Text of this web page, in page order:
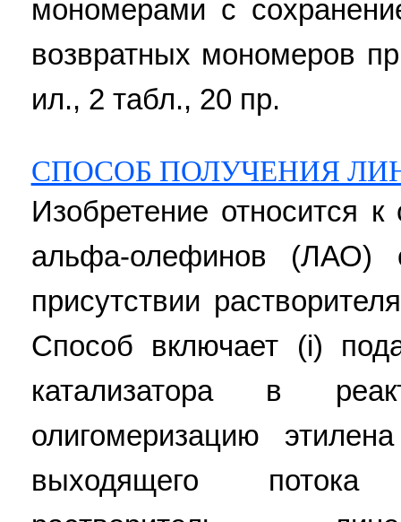
мономерами с
возвратных мономеров
ил., 2 табл., 20 пр.
СПОСОБ ПОЛУЧЕНИЯ
Изобретение относится
альфа-олефинов (ЛАО)
присутствии
Способ включает (i)
катализатора в
олигомеризацию
выходящего потока